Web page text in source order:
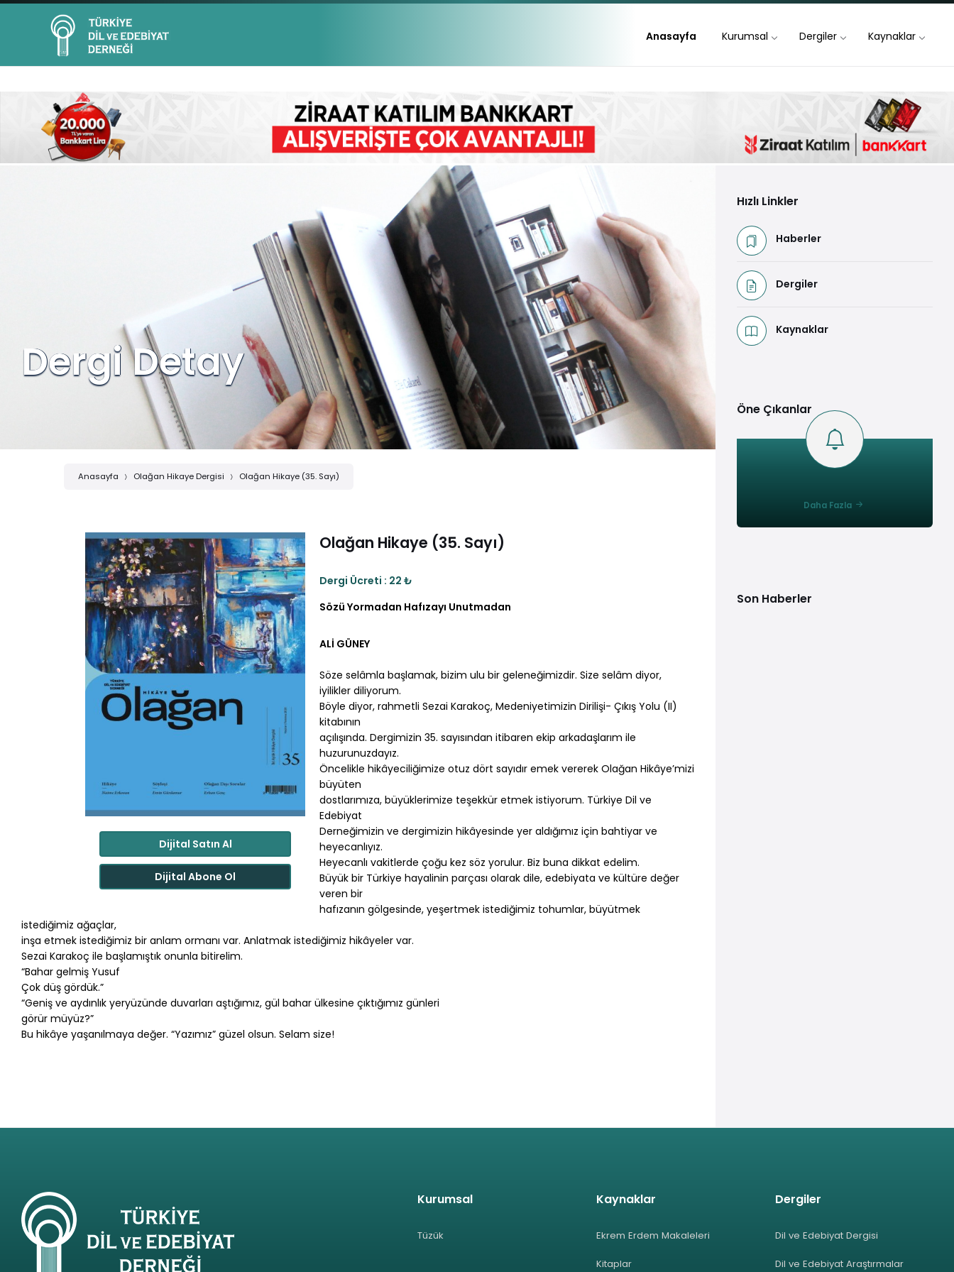
Anasayfa Kurumsal Dergiler Kaynaklar
Dergi Detay
Anasayfa Olağan Hikaye Dergisi Olağan Hikaye (35. Sayı)
Dijital Satın Al
Dijital Abone Ol
Olağan Hikaye (35. Sayı)
Dergi Ücreti : 22 ₺
Sözü Yormadan Hafızayı Unutmadan
ALİ GÜNEY
Söze selâmla başlamak, bizim ulu bir geleneğimizdir. Size selâm diyor,
iyilikler diliyorum.
Böyle diyor, rahmetli Sezai Karakoç, Medeniyetimizin Dirilişi- Çıkış Yolu (II)
kitabının
açılışında. Dergimizin 35. sayısından itibaren ekip arkadaşlarım ile
huzurunuzdayız.
Öncelikle hikâyeciliğimize otuz dört sayıdır emek vererek Olağan Hikâye’mizi
büyüten
dostlarımıza, büyüklerimize teşekkür etmek istiyorum. Türkiye Dil ve
Edebiyat
Derneğimizin ve dergimizin hikâyesinde yer aldığımız için bahtiyar ve
heyecanlıyız.
Heyecanlı vakitlerde çoğu kez söz yorulur. Biz buna dikkat edelim.
Büyük bir Türkiye hayalinin parçası olarak dile, edebiyata ve kültüre değer
veren bir
hafızanın gölgesinde, yeşertmek istediğimiz tohumlar, büyütmek
istediğimiz ağaçlar,
inşa etmek istediğimiz bir anlam ormanı var. Anlatmak istediğimiz hikâyeler var.
Sezai Karakoç ile başlamıştık onunla bitirelim.
“Bahar gelmiş Yusuf
Çok düş gördük.”
“Geniş ve aydınlık yeryüzünde duvarları aştığımız, gül bahar ülkesine çıktığımız günleri
görür müyüz?”
Bu hikâye yaşanılmaya değer. “Yazımız” güzel olsun. Selam size!
Hızlı Linkler
Haberler
Dergiler
Kaynaklar
Öne Çıkanlar
Daha Fazla
Son Haberler
Kurumsal
Tüzük
Kaynaklar
Ekrem Erdem Makaleleri
Kitaplar
Dergiler
Dil ve Edebiyat Dergisi
Dil ve Edebiyat Araştırmalar